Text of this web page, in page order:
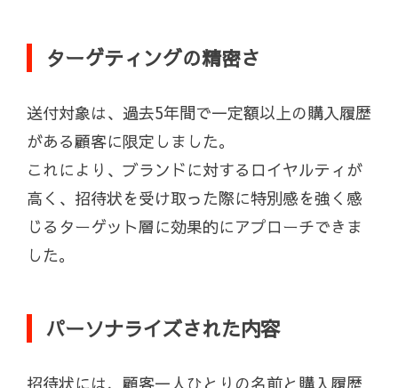
ターゲティングの精密さ
送付対象は、過去5年間で一定額以上の購入履歴
がある顧客に限定しました。
これにより、ブランドに対するロイヤルティが
高く、招待状を受け取った際に特別感を強く感
じるターゲット層に効果的にアプローチできま
した。
パーソナライズされた内容
招待状には、顧客一人ひとりの名前と購入履歴